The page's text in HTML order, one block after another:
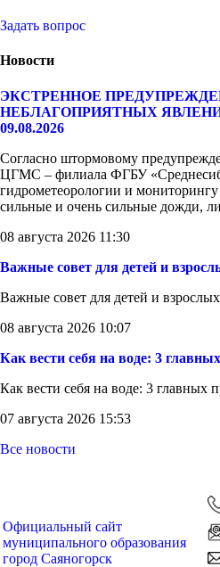
Задать вопрос
Новости
ЭКСТРЕННОЕ
НЕБЛАГОПРИЯТНЫХ
09.08.2026
Согласно штормовому
ЦГМС – филиала ФГБУ
гидрометеорологии и
сильные и очень сильные дожди,
08 августа 2026 11:30
Важные совет для детей и
Важные совет для детей и взрослых
08 августа 2026 10:07
Как вести себя на воде: 3
Как вести себя на воде: 3 главных
07 августа 2026 15:53
Все новости
Официальный сайт
муниципального образования
город Саяногорск